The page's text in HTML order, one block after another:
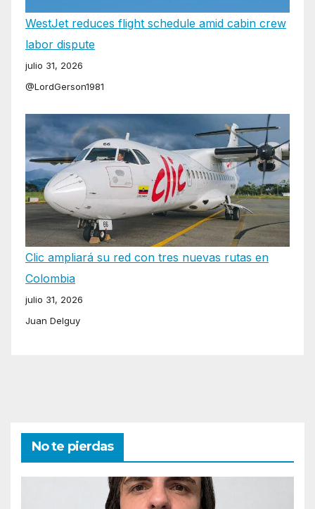
WestJet reduces flight schedule amid cabin crew
labor dispute
julio 31, 2026
@LordGerson1981
Clic ampliará su red con tres nuevas rutas en
Colombia
julio 31, 2026
Juan Delguy
No te pierdas